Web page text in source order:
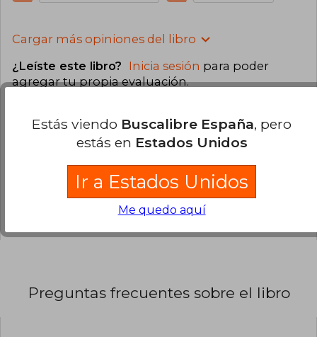
Cargar más opiniones del libro
¿Leíste este libro? Inicia sesión para poder
agregar tu propia evaluación.
100% (11)
0% (0)
0% (0)
0% (0)
0% (0)
Preguntas frecuentes sobre el libro
Estás viendo Buscalibre España, pero
estás en Estados Unidos
Ir a Estados Unidos
Me quedo aquí